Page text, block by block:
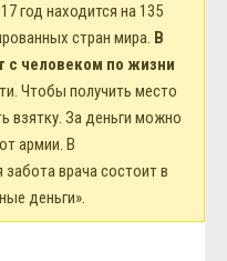
год находится на 135
стран мира. В
с человеком по жизни
Чтобы получить место
взятку. За деньги можно
армии. В
забота врача состоит в
деньги».